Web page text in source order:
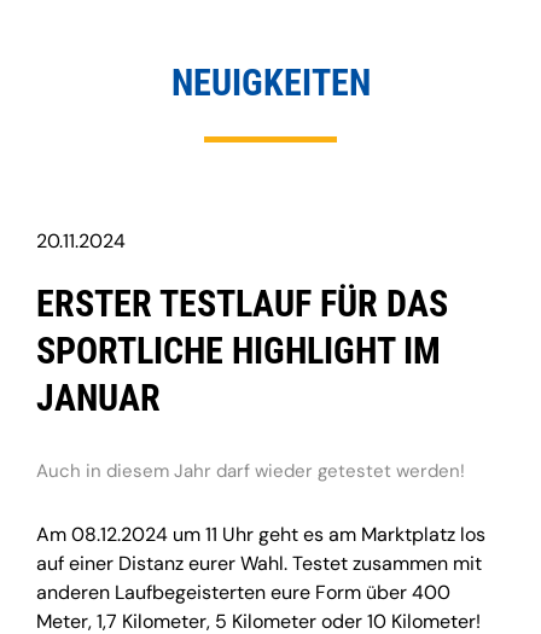
NEUIGKEITEN
20.11.2024
ERSTER TESTLAUF FÜR DAS
SPORTLICHE HIGHLIGHT IM
JANUAR
Auch in diesem Jahr darf wieder getestet werden!
Am 08.12.2024 um 11 Uhr geht es am Marktplatz los
auf einer Distanz eurer Wahl. Testet zusammen mit
anderen Laufbegeisterten eure Form über 400
Meter, 1,7 Kilometer, 5 Kilometer oder 10 Kilometer!